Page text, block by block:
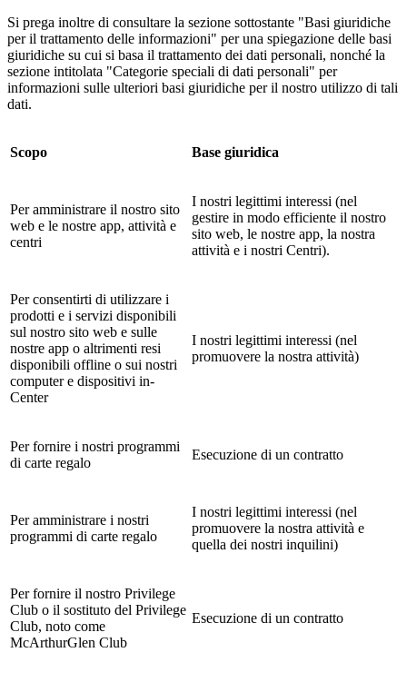
Si prega inoltre di consultare la sezione sottostante "Basi giuridiche
per il trattamento delle informazioni" per una spiegazione delle basi
giuridiche su cui si basa il trattamento dei dati personali, nonché la
sezione intitolata "Categorie speciali di dati personali" per
informazioni sulle ulteriori basi giuridiche per il nostro utilizzo di tali
dati.
Scopo Base giuridica
Per amministrare il nostro sito
web e le nostre app, attività e
centri
I nostri legittimi interessi (nel
gestire in modo efficiente il nostro
sito web, le nostre app, la nostra
attività e i nostri Centri).
Per consentirti di utilizzare i
prodotti e i servizi disponibili
sul nostro sito web e sulle
nostre app o altrimenti resi
disponibili offline o sui nostri
computer e dispositivi in-
Center
I nostri legittimi interessi (nel
promuovere la nostra attività)
Per fornire i nostri programmi
di carte regalo
Esecuzione di un contratto
Per amministrare i nostri
programmi di carte regalo
I nostri legittimi interessi (nel
promuovere la nostra attività e
quella dei nostri inquilini)
Per fornire il nostro Privilege
Club o il sostituto del Privilege
Club, noto come
McArthurGlen Club
Esecuzione di un contratto